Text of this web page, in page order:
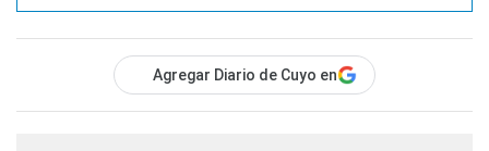
Agregar Diario de Cuyo en